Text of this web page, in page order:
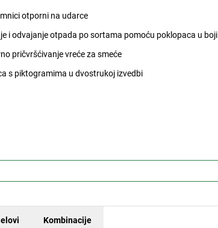
otporni na udarce
i odvajanje otpada po sortama pomoću poklopaca u boji
pričvršćivanje vreće za smeće
s piktogramima u dvostrukoj izvedbi
Kombinacije